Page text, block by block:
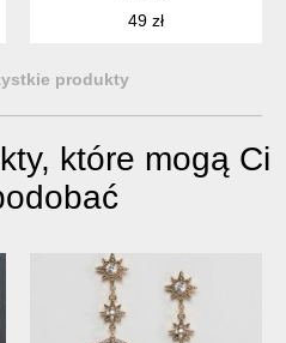
49 zł
produkty
które mogą Ci